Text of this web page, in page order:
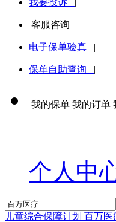
我要投诉 |
客服咨询 |
电子保单验真 |
保单自助查询 |
我的保单 我的订单
个人中
儿童综合保障计划 百万医